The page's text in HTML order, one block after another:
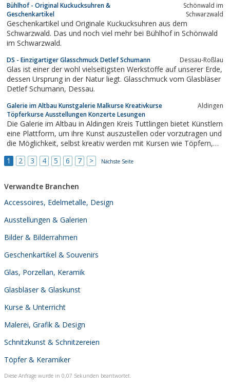
Bühlhof - Original Kuckucksuhren &
Geschenkartikel
Schönwald im
Schwarzwald
Geschenkartikel und Originale Kuckucksuhren aus dem
Schwarzwald. Das und noch viel mehr bei Bühlhof in Schönwald
im Schwarzwald.
DS - Einzigartiger Glasschmuck Detlef Schumann Dessau-Roßlau
Glas ist einer der wohl vielseitigsten Werkstoffe auf unserer Erde,
dessen Ursprung in der Natur liegt. Glasschmuck vom Glasbläser
Detlef Schumann, Dessau.
Galerie im Altbau Kunstgalerie Malkurse Kreativkurse
Töpferkurse Ausstellungen Konzerte Lesungen
Aldingen
Die Galerie im Altbau in Aldingen Kreis Tuttlingen bietet Künstlern
eine Plattform, um ihre Kunst auszustellen oder vorzutragen und
die Möglichkeit, selbst kreativ werden mit Kursen wie Töpfern,
1 2 3 4 5 6 7 > Nächste Seite
Verwandte Branchen
Accessoires, Edelmetalle, Design
Ausstellungen & Galerien
Bilder & Bilderrahmen
Geschenkartikel & Souvenirs
Glas, Porzellan, Keramik
Glasbläser & Glaskunst
Kurse & Unterricht
Malerei, Grafik & Design
Schnitzkunst & Schnitzereien
Töpfer & Keramiker
Diese Anfrage wurde in 0,07 Sekunden beantwortet.